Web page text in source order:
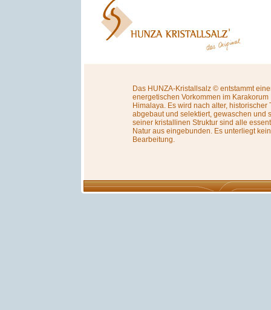
Das HUNZA-Kristallsalz © entstammt
energetischen Vorkommen im Karakorum
Himalaya. Es wird nach alter, historischer
abgebaut und selektiert, gewaschen und
seiner kristallinen Struktur sind alle
Natur aus eingebunden. Es unterliegt
Bearbeitung.